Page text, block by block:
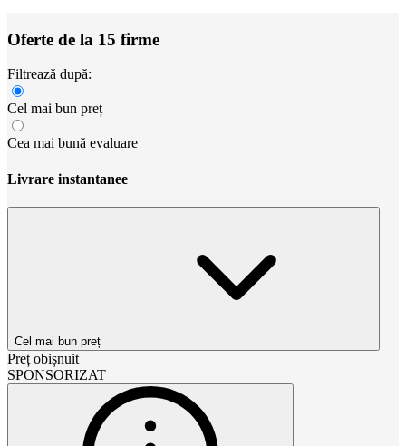
Oferte de la 15 firme
Filtrează după:
Cel mai bun preț
Cea mai bună evaluare
Livrare instantanee
Cel mai bun preț
Preț obișnuit
SPONSORIZAT